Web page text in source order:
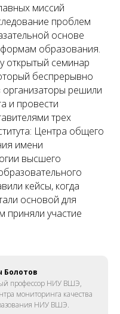
миссий
проблем
основе
образования.
открытый семинар
беспрерывно
организаторы решили
и провести
трех
Центра общего
имени
высшего
кейсы, когда
основой для
приняли участие
Болотов
профессор НИУ ВШЭ,
мониторинга качества
НИУ ВШЭ.